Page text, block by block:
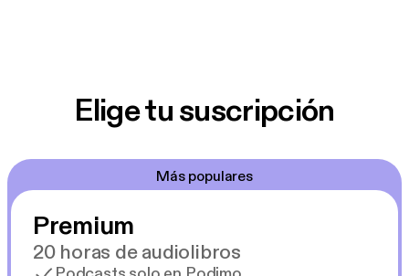
Elige tu suscripción
Más populares
Premium
20 horas de audiolibros